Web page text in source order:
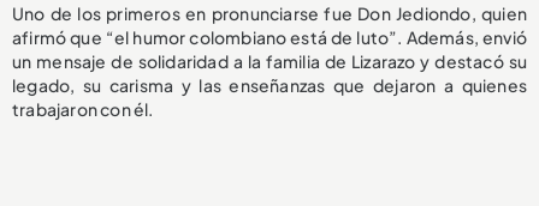
Uno de los primeros en pronunciarse fue Don Jediondo, quien
afirmó que “el humor colombiano está de luto”. Además, envió
un mensaje de solidaridad a la familia de Lizarazo y destacó su
legado, su carisma y las enseñanzas que dejaron a quienes
trabajaron con él.